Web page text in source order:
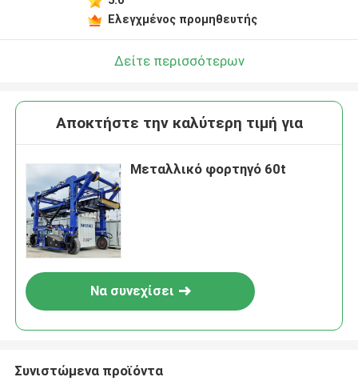
Ελεγχμένος προμηθευτής
Δείτε περισσότερων
Αποκτήστε την καλύτερη τιμή για
Μεταλλικό φορτηγό 60t
Να συνεχίσει
Συνιστώμενα προϊόντα